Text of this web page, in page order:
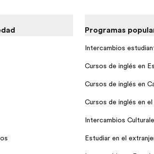
Programas
Intercambios
Cursos de inglés en
Cursos de inglés en
Cursos de inglés en
Intercambios
Estudiar en el